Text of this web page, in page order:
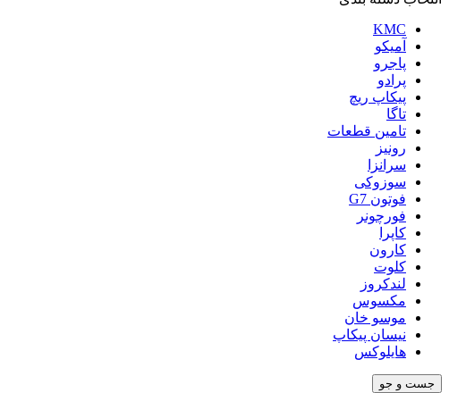
KMC
آمیکو
پاجرو
پرادو
پیکاپ ریچ
تاگا
تامین قطعات
رونیز
سرانزا
سوزوکی
فوتون G7
فورچونر
کاپرا
کارون
کلوت
لندکروز
مکسوس
موسو خان
نیسان پیکاپ
هایلوکس
جست و جو